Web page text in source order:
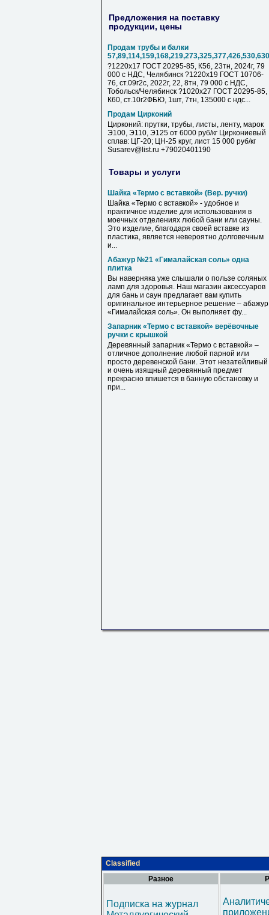
Предложения на поставку
продукции, цены
Продам трубы и балки
?1220х17 ГОСТ 20295-85, К56, 23тн, 2024г, 79
000 с НДC, Челябинск ?1220х19 ГОСТ 10706-
76, ст.09г2с, 2022г, 22, 8тн, 79 000 с НДC,
Тобольск/Челябинск ?1020х27 ГОСТ 20295-85,
К60, ст.10г2ФБЮ, 1шт, 7тн, 135000 с ндс...
Продам Цирконий
Цирконий: прутки, трубы, листы, ленту, марок
Э100, Э110, Э125 от 6000 руб/кг Циркониевый
сплав: ЦГ-20; ЦН-25 круг, лист 15 000 руб/кг
Susarev@list.ru +79020401190
Товары и услуги
Шайка «Термо с вставкой» (Вер. ручки)
Шайка «Термо с вставкой» - удобное и
практичное изделие для использования в
моечных отделениях любой бани или сауны.
Это изделие, благодаря своей вставке из
пластика, является невероятно долговечным
и...
Абажур №21 «Гималайская соль» одна
плитка
Вы наверняка уже слышали о пользе соляных
ламп для здоровья. Наш магазин аксессуаров
для бань и саун предлагает вам купить
оригинальное интерьерное решение – абажур
«Гималайская соль». Он выполняет фу...
Запарник «Термо с вставкой» верёвочные
ручки с крышкой
Деревянный запарник «Термо с вставкой» –
отличное дополнение любой парной или
просто деревенской бани. Этот незатейливый
и очень изящный деревянный предмет
прекрасно впишется в банную обстановку и
при...
Classified
Разное
Подписка на журнал